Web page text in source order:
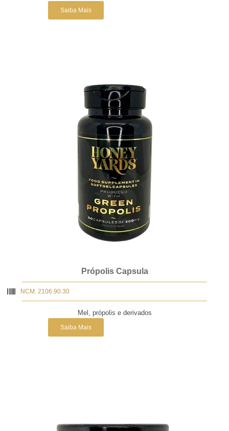
Saiba Mais
Própolis Capsula
NCM: 2106.90.30
Mel, própolis e derivados
Saiba Mais